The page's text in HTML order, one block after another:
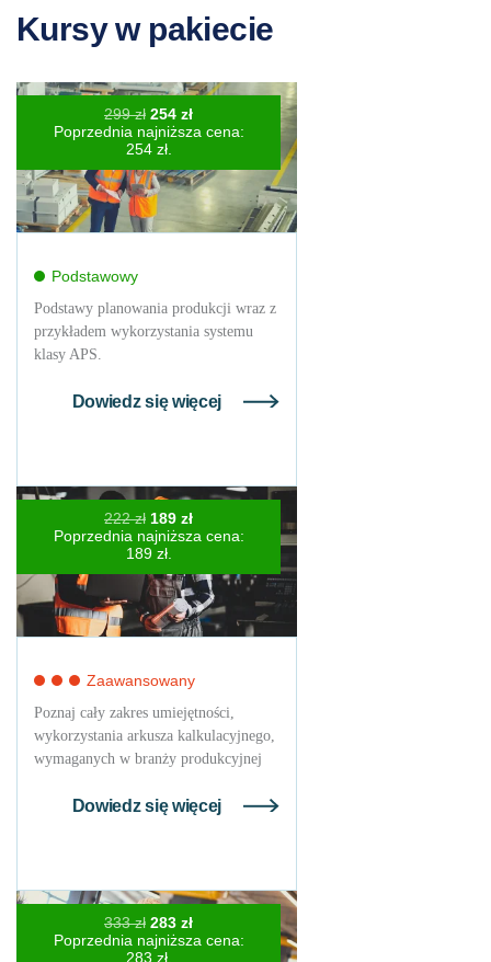
Kursy w pakiecie
Podstawowy
Podstawy planowania produkcji wraz z
przykładem wykorzystania systemu
klasy APS.
Dowiedz się więcej
299zł Pierwotna
cena
wynosiła:
254 złAktualna
cena
Poprzednia najniższa cena:
254 zł.
Zaawansowany
Poznaj cały zakres umiejętności,
wykorzystania arkusza kalkulacyjnego,
wymaganych w branży produkcyjnej
Dowiedz się więcej
222zł Pierwotna
cena
wynosiła:
189 złAktualna
cena
Poprzednia najniższa cena:
189 zł.
333zł Pierwotna
cena
wynosiła:
283 złAktualna
cena
Poprzednia najniższa cena:
283 zł.